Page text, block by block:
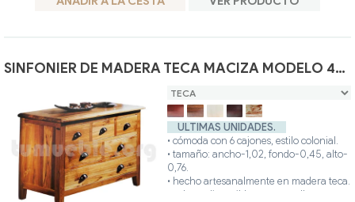
SINFONIER DE MADERA TECA MACIZA MODELO 4045
ULTIMAS UNIDADES.
• cómoda con 6 cajones, estilo colonial.
• tamaño: ancho-1,02, fondo-0,45, alto-
0,76.
• hecho artesanalmente en madera teca.
• colores disponibles: teca, avellana,